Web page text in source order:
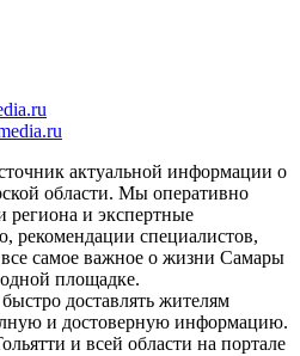
актуальной информации о
области. Мы оперативно
региона и экспертные
рекомендации специалистов,
самое важное о жизни Самары
площадке.
доставлять жителям
и достоверную информацию.
и всей области на портале